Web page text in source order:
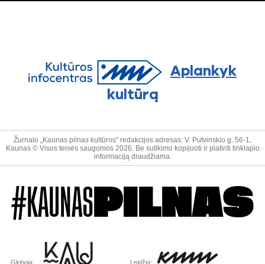
Aplankyk
kultūrą
Žurnalo „Kaunas pilnas kultūros“ redakcijos adresas: V. Putvinskio g. 56-1,
Kaunas © Visos teisės saugomos 2026. Be sutikimo kopijuoti ir platinti tinklapio
informaciją draudžiama.
#KAUNAS PILNAS
Globoja: Leidžia: